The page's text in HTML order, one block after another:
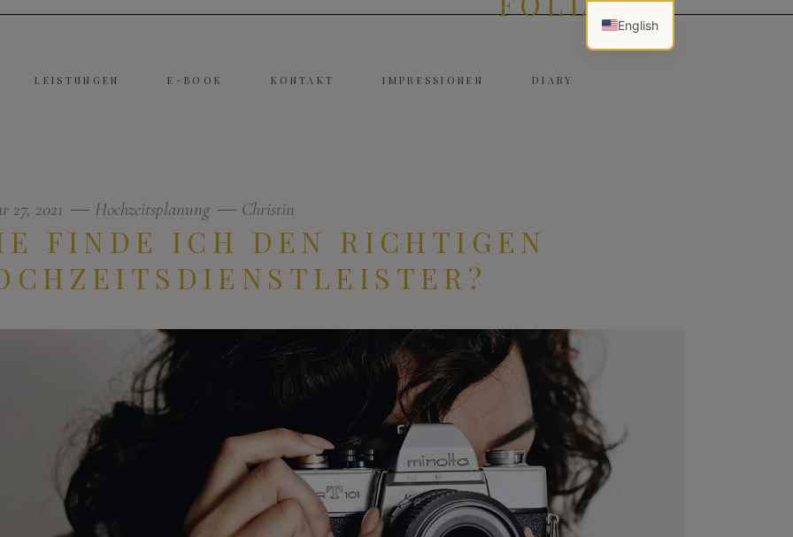
LEISTUNGEN E-BOOK KONTAKT IMPRESSIONEN DIARY
27, 2021 Hochzeitsplanung Christin
FINDE ICH DEN RICHTIGEN
English